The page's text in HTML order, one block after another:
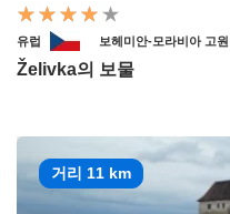
유럽 보헤미안-모라비아 고원
Želivka의 보물
거리 11 km